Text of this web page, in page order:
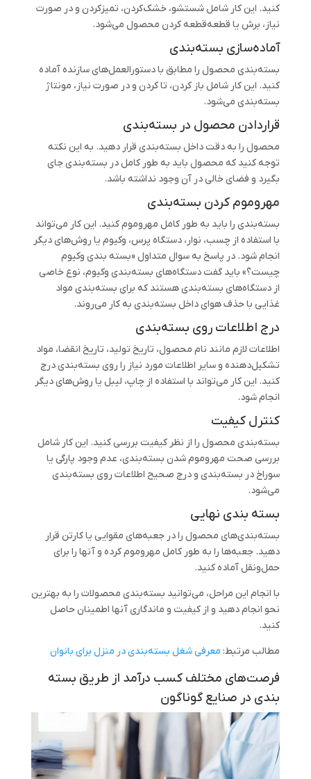
کنید. این کار شامل شستشو، خشک‌کردن، تمیزکردن و در صورت
نیاز، برش یا قطعه‌قطعه کردن محصول می‌شود.
آماده‌سازی بسته‌بندی
بسته‌بندی محصول را مطابق با دستورالعمل‌های سازنده آماده
کنید. این کار شامل باز کردن، تا کردن و در صورت نیاز، مونتاژ
بسته‌بندی می‌شود.
قراردادن محصول در بسته‌بندی
محصول را به دقت داخل بسته‌بندی قرار دهید. به این نکته
توجه کنید که محصول باید به طور کامل در بسته‌بندی جای
بگیرد و فضای خالی در آن وجود نداشته باشد.
مهروموم کردن بسته‌بندی
بسته‌بندی را باید به طور کامل مهروموم کنید. این کار می‌تواند
با استفاده از چسب، نوار، دستگاه پرس، وکیوم یا روش‌های دیگر
انجام شود. در پاسخ به سوال متداول «بسته بندی وکیوم
چیست؟» باید گفت دستگاه‌های بسته‌بندی وکیوم، نوع خاصی
از دستگاه‌های بسته‌بندی هستند که برای بسته‌بندی مواد
غذایی با حذف هوای داخل بسته‌بندی به کار می‌روند.
درج اطلاعات روی بسته‌بندی
اطلاعات لازم مانند نام محصول، تاریخ تولید، تاریخ انقضا، مواد
تشکیل‌دهنده و سایر اطلاعات مورد نیاز را روی بسته‌بندی درج
کنید. این کار می‌تواند با استفاده از چاپ، لیبل یا روش‌های دیگر
انجام شود.
کنترل کیفیت
بسته‌بندی محصول را از نظر کیفیت بررسی کنید. این کار شامل
بررسی صحت مهروموم شدن بسته‌بندی، عدم وجود پارگی یا
سوراخ در بسته‌بندی و درج صحیح اطلاعات روی بسته‌بندی
می‌شود.
بسته بندی نهایی
بسته‌بندی‌های محصول را در جعبه‌های مقوایی یا کارتن قرار
دهید. جعبه‌ها را به طور کامل مهروموم کرده و آنها را برای
حمل‌ونقل آماده کنید.
با انجام این مراحل، می‌توانید بسته‌بندی محصولات را به بهترین
نحو انجام دهید و از کیفیت و ماندگاری آنها اطمینان حاصل
کنید.
مطالب مرتبط: معرفی شغل بسته‌بندی در منزل برای بانوان
فرصت‌های مختلف کسب درآمد از طریق بسته
بندی در صنایع گوناگون